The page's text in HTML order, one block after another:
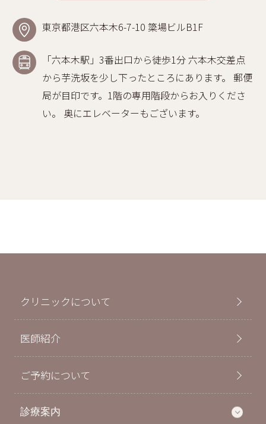
東京都港区六本木6-7-10 簗場ビルB1F
「六本木駅」3番出口から徒歩1分 六本木交差点
から芋洗坂を少し下ったところにあります。 郵便
局が目印です。1階の専用階段からお入りくださ
い。 奥にエレベーターもございます。
クリニックについて
医師紹介
ご予約について
診療案内